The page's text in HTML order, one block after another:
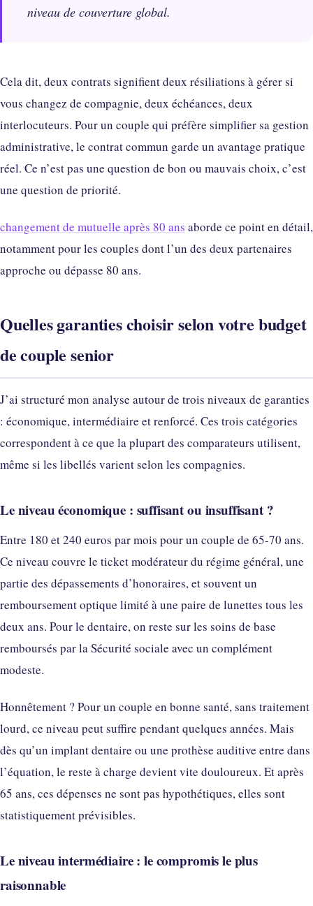
niveau de couverture global.
Cela dit, deux contrats signifient deux résiliations à gérer si
vous changez de compagnie, deux échéances, deux
interlocuteurs. Pour un couple qui préfère simplifier sa gestion
administrative, le contrat commun garde un avantage pratique
réel. Ce n’est pas une question de bon ou mauvais choix, c’est
une question de priorité.
changement de mutuelle après 80 ans aborde ce point en détail,
notamment pour les couples dont l’un des deux partenaires
approche ou dépasse 80 ans.
Quelles garanties choisir selon votre budget
de couple senior
J’ai structuré mon analyse autour de trois niveaux de garanties
: économique, intermédiaire et renforcé. Ces trois catégories
correspondent à ce que la plupart des comparateurs utilisent,
même si les libellés varient selon les compagnies.
Le niveau économique : suffisant ou insuffisant ?
Entre 180 et 240 euros par mois pour un couple de 65-70 ans.
Ce niveau couvre le ticket modérateur du régime général, une
partie des dépassements d’honoraires, et souvent un
remboursement optique limité à une paire de lunettes tous les
deux ans. Pour le dentaire, on reste sur les soins de base
remboursés par la Sécurité sociale avec un complément
modeste.
Honnêtement ? Pour un couple en bonne santé, sans traitement
lourd, ce niveau peut suffire pendant quelques années. Mais
dès qu’un implant dentaire ou une prothèse auditive entre dans
l’équation, le reste à charge devient vite douloureux. Et après
65 ans, ces dépenses ne sont pas hypothétiques, elles sont
statistiquement prévisibles.
Le niveau intermédiaire : le compromis le plus
raisonnable